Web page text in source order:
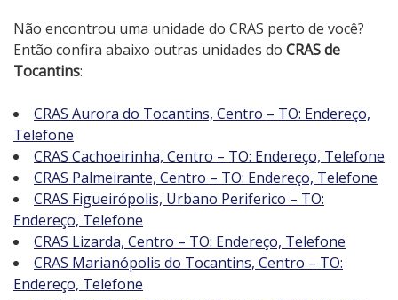
Não encontrou uma unidade do CRAS perto de você?
Então confira abaixo outras unidades do CRAS de
Tocantins:
CRAS Aurora do Tocantins, Centro – TO: Endereço,
Telefone
CRAS Cachoeirinha, Centro – TO: Endereço, Telefone
CRAS Palmeirante, Centro – TO: Endereço, Telefone
CRAS Figueirópolis, Urbano Periferico – TO:
Endereço, Telefone
CRAS Lizarda, Centro – TO: Endereço, Telefone
CRAS Marianópolis do Tocantins, Centro – TO:
Endereço, Telefone